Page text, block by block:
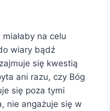
na celu
wiary bądź
się kwestią
ani razu, czy Bóg
się poza tymi
nie angażuje się w